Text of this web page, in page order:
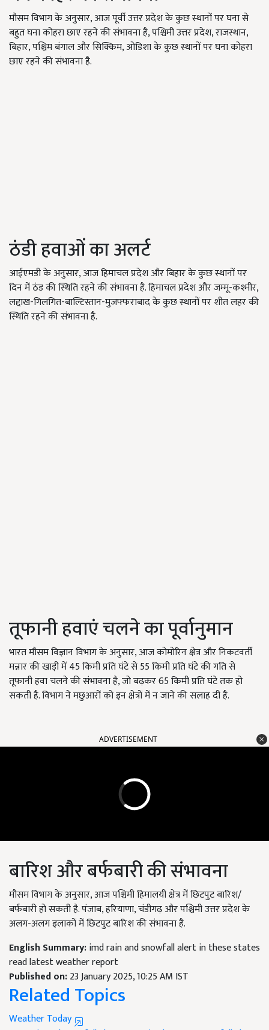
मौसम विभाग के अनुसार, आज पूर्वी उत्तर प्रदेश के कुछ स्थानों पर घना से
बहुत घना कोहरा छाए रहने की संभावना है, पश्चिमी उत्तर प्रदेश, राजस्थान,
बिहार, पश्चिम बंगाल और सिक्किम, ओडिशा के कुछ स्थानों पर घना कोहरा
छाए रहने की संभावना है.
ठंडी हवाओं का अलर्ट
आईएमडी के अनुसार, आज हिमाचल प्रदेश और बिहार के कुछ स्थानों पर
दिन में ठंड की स्थिति रहने की संभावना है. हिमाचल प्रदेश और जम्मू-कश्मीर,
लद्दाख-गिलगित-बाल्टिस्तान-मुजफ्फराबाद के कुछ स्थानों पर शीत लहर की
स्थिति रहने की संभावना है.
तूफानी हवाएं चलने का पूर्वानुमान
भारत मौसम विज्ञान विभाग के अनुसार, आज कोमोरिन क्षेत्र और निकटवर्ती
मन्नार की खाड़ी में 45 किमी प्रति घंटे से 55 किमी प्रति घंटे की गति से
तूफानी हवा चलने की संभावना है, जो बढ़कर 65 किमी प्रति घंटे तक हो
सकती है. विभाग ने मछुआरों को इन क्षेत्रों में न जाने की सलाह दी है.
ADVERTISEMENT
बारिश और बर्फबारी की संभावना
मौसम विभाग के अनुसार, आज पश्चिमी हिमालयी क्षेत्र में छिटपुट बारिश/
बर्फबारी हो सकती है. पंजाब, हरियाणा, चंडीगढ़ और पश्चिमी उत्तर प्रदेश के
अलग-अलग इलाकों में छिटपुट बारिश की संभावना है.
English Summary:imd rain and snowfall alert in these states
read latest weather report
Published on:23 January 2025, 10:25 AM IST
Related Topics
Weather Today